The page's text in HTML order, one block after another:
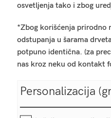
osvetljenja tako i zbog
*Zbog korišćenja prirodno
odstupanja u šarama
potpuno identična. (za
nas kroz neku od kontakt
Personalizacija